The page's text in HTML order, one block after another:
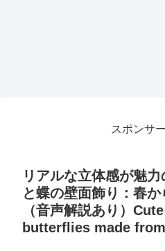
スポンサ
リアルな立体感が魅
と蝶の壁面飾り：春
（音声解説あり）
butterflies made